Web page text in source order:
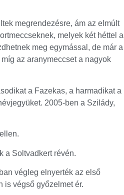
megrendezésre, ám az elmúlt
melyek két héttel a
meg egymással, de már a
az aranymeccset a nagyok
a Fazekas, a harmadikat a
2005-ben a Szilády,
a Soltvadkert révén.
végleg elnyerték az első
is végső győzelmet ér.